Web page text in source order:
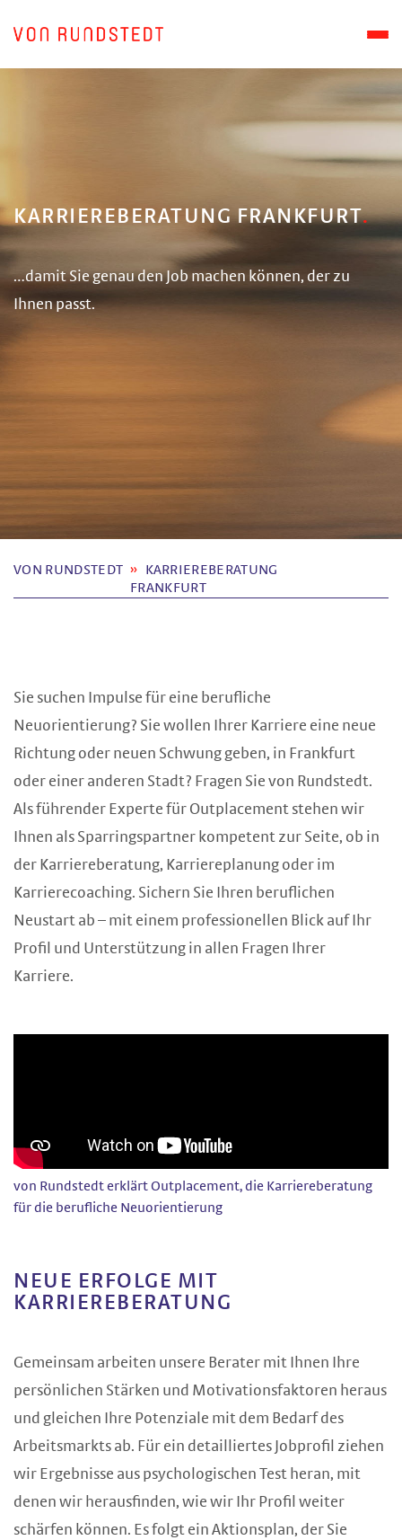
KARRIEREBERATUNG FRANKFURT
…damit Sie genau den Job machen können, der zu
Ihnen passt.
VON RUNDSTEDT
KARRIEREBERATUNG
FRANKFURT
Sie suchen Impulse für eine berufliche
Neuorientierung? Sie wollen Ihrer Karriere eine neue
Richtung oder neuen Schwung geben, in Frankfurt
oder einer anderen Stadt? Fragen Sie von Rundstedt.
Als führender Experte für Outplacement stehen wir
Ihnen als Sparringspartner kompetent zur Seite, ob in
der Karriereberatung, Karriereplanung oder im
Karrierecoaching. Sichern Sie Ihren beruflichen
Neustart ab – mit einem professionellen Blick auf Ihr
Profil und Unterstützung in allen Fragen Ihrer
Karriere.
von Rundstedt erklärt Outplacement, die Karriereberatung
für die berufliche Neuorientierung
NEUE ERFOLGE MIT
KARRIEREBERATUNG
Gemeinsam arbeiten unsere Berater mit Ihnen Ihre
persönlichen Stärken und Motivationsfaktoren heraus
und gleichen Ihre Potenziale mit dem Bedarf des
Arbeitsmarkts ab. Für ein detailliertes Jobprofil ziehen
wir Ergebnisse aus psychologischen Test heran, mit
denen wir herausfinden, wie wir Ihr Profil weiter
schärfen können. Es folgt ein Aktionsplan, der Sie